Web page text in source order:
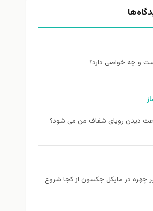
و چه خواصی دارد؟
دیدن رویای شفاف من می شود؟
چهره در مایکل جکسون از كجا شروع